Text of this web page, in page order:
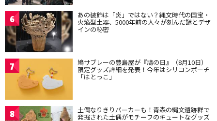
6 あの装飾は「炎」ではない？縄文時代の国宝・
火焔型土器、5000年前の人々が刻んだ謎とデザ
インの秘密
7 鳩サブレーの豊島屋が『鳩の日』（8月10日）
限定グッズ詳細を発表！今年はシリコンポーチ
「はとっこ」
8 土偶なりきりパーカーも！青森の縄文遺跡群で
発掘された土偶がモチーフのキュートなグッズ